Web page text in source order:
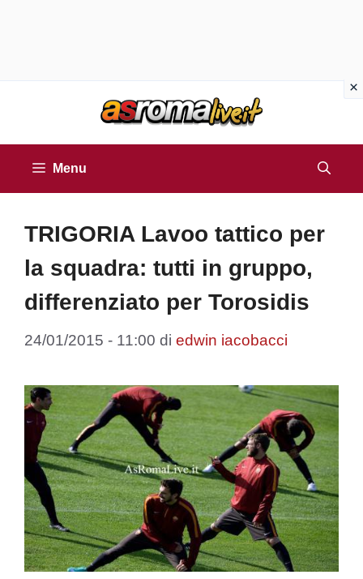
Menu
TRIGORIA Lavoo tattico per
la squadra: tutti in gruppo,
differenziato per Torosidis
24/01/2015 - 11:00 di edwin iacobacci